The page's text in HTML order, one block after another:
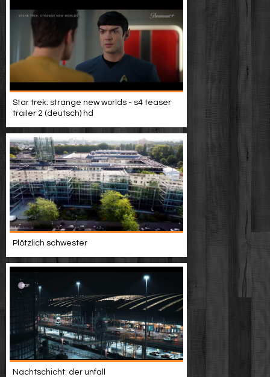
Star trek: strange new worlds - s4 teaser
trailer 2 (deutsch) hd
Plötzlich schwester
Nachtschicht: der unfall